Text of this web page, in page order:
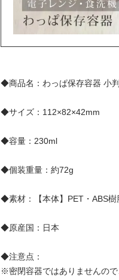
◆商品名：わっぱ保存容器 小
◆サイズ：112×82×42mm
◆容量：230ml
◆個装重量：約72g
◆素材：【本体】PET・ABS
◆原産国：日本
◆注意点：
※密閉容器ではありませんので